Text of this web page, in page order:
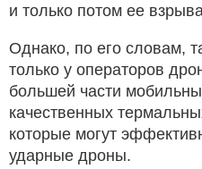
и только потом ее
Однако, по его словам,
только у операторов
большей части
качественных
которые могут
ударные дроны.